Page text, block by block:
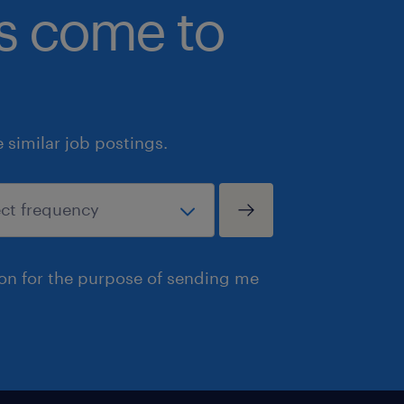
come to
similar job postings.
for the purpose of sending me